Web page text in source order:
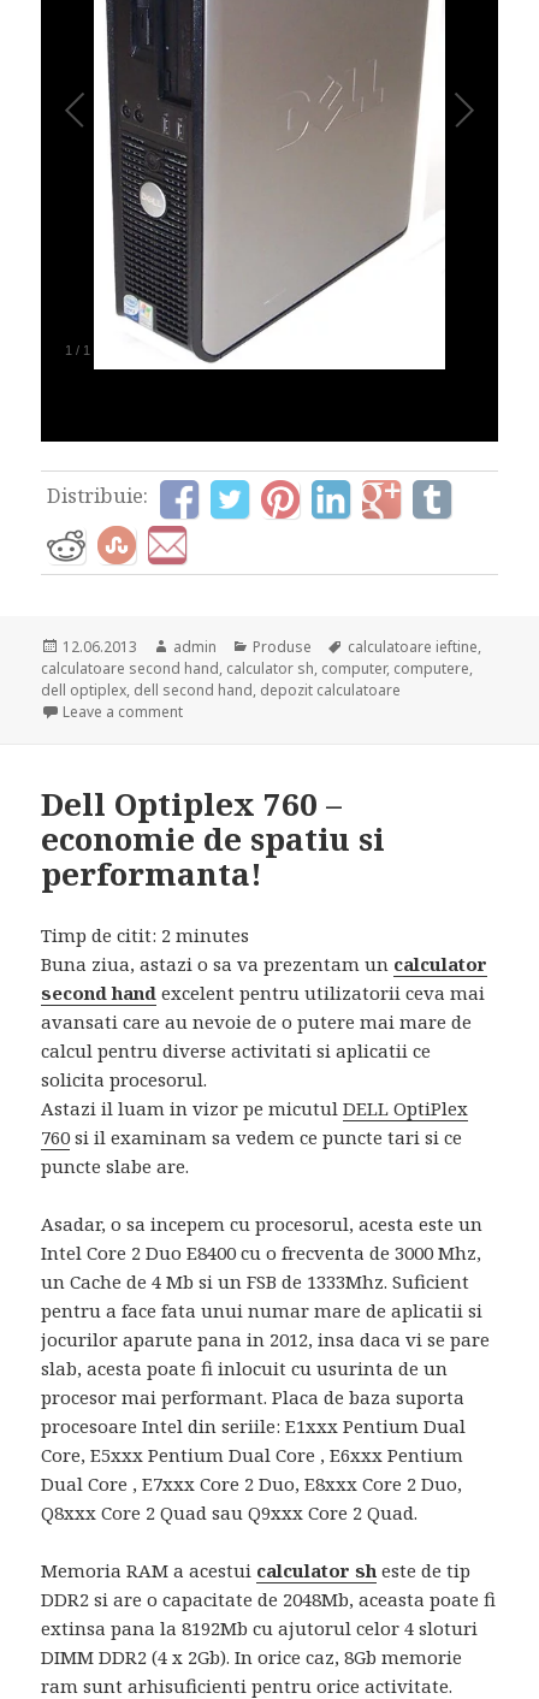
1 / 1
Distribuie:
Posted
on
12.06.2013 Author
admin Categories
Produse Tags
calculatoare ieftine,
calculatoare second hand, calculator sh, computer, computere,
dell optiplex, dell second hand, depozit calculatoare
Leave a commenton Dell Optiplex 755 Desktop – Intel Core 2 Duo
Dell Optiplex 760 –
economie de spatiu si
performanta!
Timp de citit: 2 minutes
Buna ziua, astazi o sa va prezentam un calculator
second hand excelent pentru utilizatorii ceva mai
avansati care au nevoie de o putere mai mare de
calcul pentru diverse activitati si aplicatii ce
solicita procesorul.
Astazi il luam in vizor pe micutulDELL OptiPlex
760 si il examinam sa vedem ce puncte tari si ce
puncte slabe are.
Asadar, o sa incepem cu procesorul, acesta este un
Intel Core 2 Duo E8400 cu o frecventa de 3000 Mhz,
un Cache de 4 Mb si un FSB de 1333Mhz. Suficient
pentru a face fata unui numar mare de aplicatii si
jocurilor aparute pana in 2012, insa daca vi se pare
slab, acesta poate fi inlocuit cu usurinta de un
procesor mai performant. Placa de baza suporta
procesoare Intel din seriile: E1xxx Pentium Dual
Core, E5xxx Pentium Dual Core , E6xxx Pentium
Dual Core , E7xxx Core 2 Duo, E8xxx Core 2 Duo,
Q8xxx Core 2 Quad sau Q9xxx Core 2 Quad.
Memoria RAM a acestui calculator sh este de tip
DDR2 si are o capacitate de 2048Mb, aceasta poate fi
extinsa pana la 8192Mb cu ajutorul celor 4 sloturi
DIMM DDR2 (4 x 2Gb). In orice caz, 8Gb memorie
ram sunt arhisuficienti pentru orice activitate.